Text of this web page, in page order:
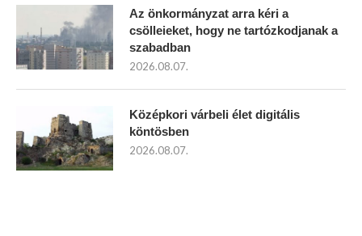
Az önkormányzat arra kéri a
csölleieket, hogy ne tartózkodjanak a
szabadban
2026.08.07.
Középkori várbeli élet digitális
köntösben
2026.08.07.